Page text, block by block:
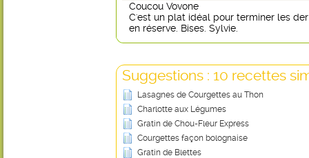
Coucou Vovone
C'est un plat idéal pour terminer les
en réserve. Bises. Sylvie.
Suggestions : 10 recettes
Lasagnes de Courgettes au Thon
Charlotte aux Légumes
Gratin de Chou-Fleur Express
Courgettes façon bolognaise
Gratin de Blettes